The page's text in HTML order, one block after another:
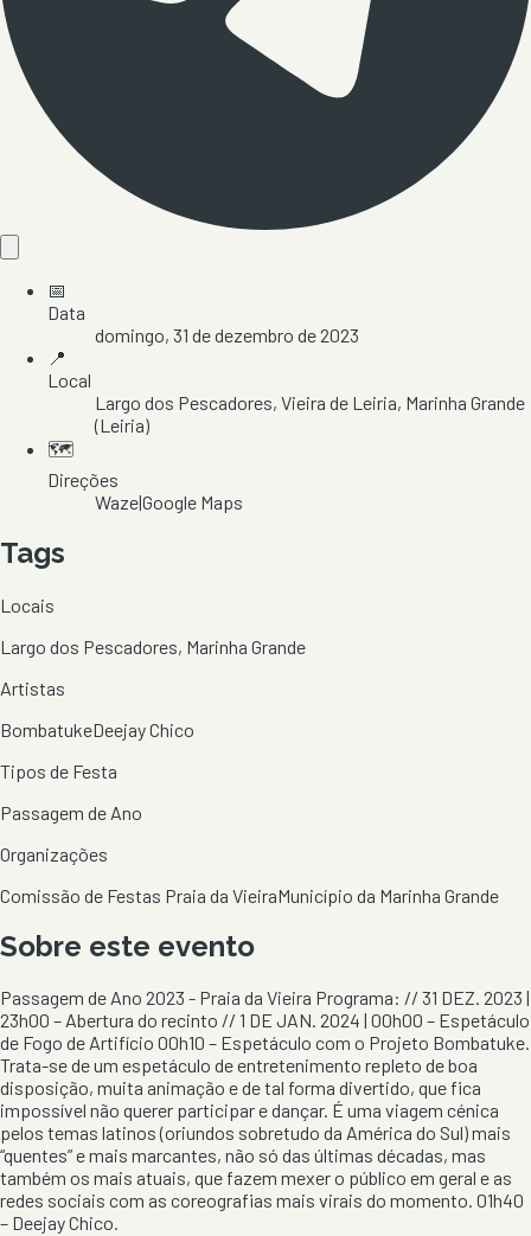
📅
Data
domingo, 31 de dezembro de 2023
📍
Local
Largo dos Pescadores, Vieira de Leiria, Marinha Grande
(Leiria)
🗺️
Direções
Waze|Google Maps
Tags
Locais
Largo dos Pescadores, Marinha Grande
Artistas
BombatukeDeejay Chico
Tipos de Festa
Passagem de Ano
Organizações
Comissão de Festas Praia da VieiraMunicípio da Marinha Grande
Sobre este evento
Passagem de Ano 2023 - Praia da Vieira Programa: // 31 DEZ. 2023 |
23h00 – Abertura do recinto // 1 DE JAN. 2024 | 00h00 – Espetáculo
de Fogo de Artifício 00h10 – Espetáculo com o Projeto Bombatuke.
Trata-se de um espetáculo de entretenimento repleto de boa
disposição, muita animação e de tal forma divertido, que fica
impossível não querer participar e dançar. É uma viagem cénica
pelos temas latinos (oriundos sobretudo da América do Sul) mais
“quentes” e mais marcantes, não só das últimas décadas, mas
também os mais atuais, que fazem mexer o público em geral e as
redes sociais com as coreografias mais virais do momento. 01h40
– Deejay Chico.